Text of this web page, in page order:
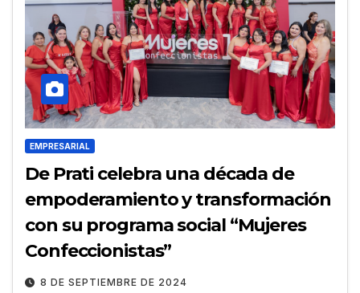
EMPRESARIAL
De Prati celebra una década de
empoderamiento y transformación
con su programa social “Mujeres
Confeccionistas”
8 DE SEPTIEMBRE DE 2024